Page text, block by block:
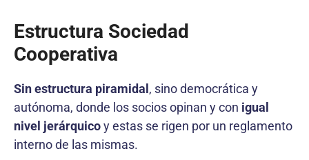
Estructura Sociedad
Cooperativa
Sin estructura piramidal, sino democrática y
autónoma, donde los socios opinan y con igual
nivel jerárquicoy estas se rigen por un reglamento
interno de las mismas.